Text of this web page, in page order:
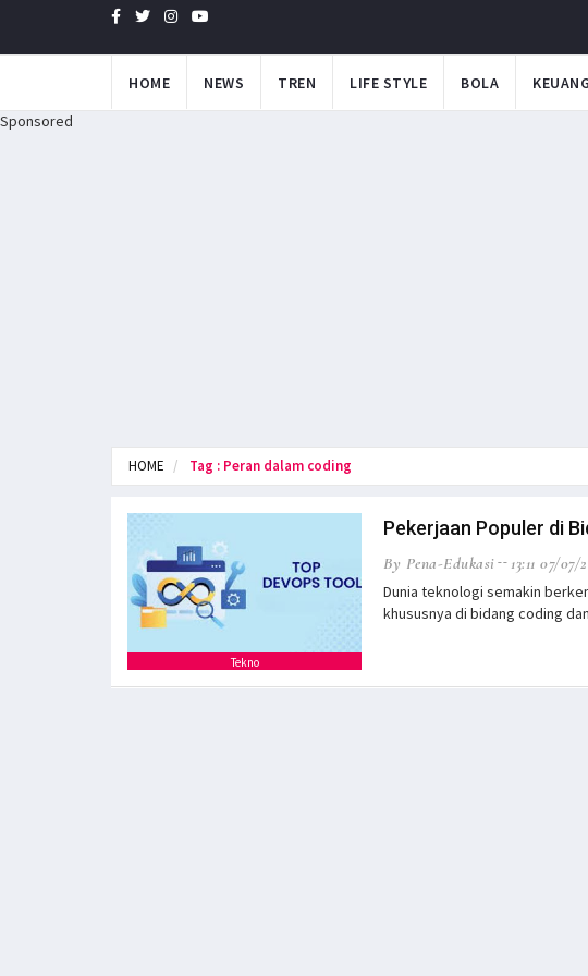
HOME NEWS TREN LIFE STYLE BOLA
Sponsored
HOME Tag : Peran dalam coding
Tekno
Pekerjaan Populer di
By Pena-Edukasi 13:11 07/07/
Dunia teknologi semakin
khususnya di bidang coding